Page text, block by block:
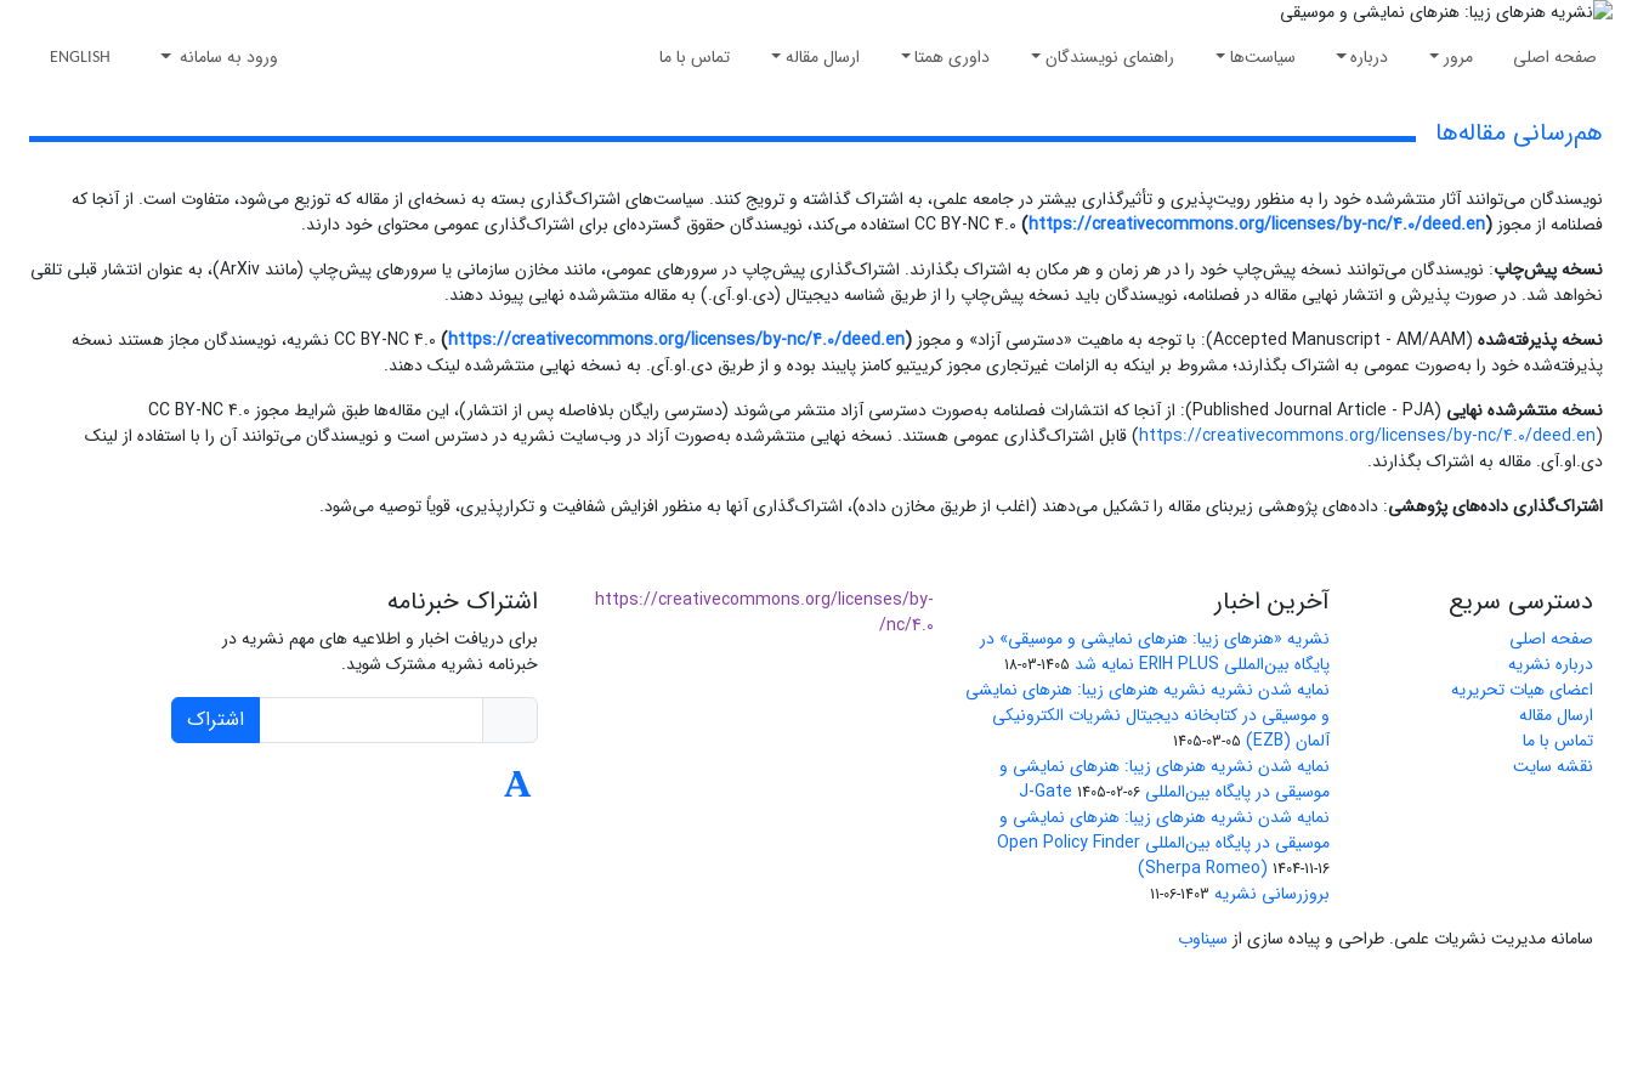
صفحه اصلی مرور درباره سیاست‌ها راهنمای نویسندگان داوری همتا ارسال مقاله تماس با ما ورود به سامانه ENGLISH
هم‌رسانی مقاله‌ها
نویسندگان می‌توانند آثار منتشرشده خود را به منظور رویت‌پذیری و تأثیرگذاری بیشتر در جامعه علمی، به اشتراک گذاشته و ترویج کنند. سیاست‌های اشتراک‌گذاری بسته به نسخه‌ای از مقاله که توزیع می‌شود، متفاوت است. از آنجا که
فصلنامه از مجوز CC BY-NC 4.0
(https://creativecommons.org/licenses/by-nc/4.0/deed.en)
استفاده می‌کند، نویسندگان حقوق گسترده‌ای برای اشتراک‌گذاری عمومی محتوای خود دارند.
نسخه پیش‌چاپ
: نویسندگان می‌توانند نسخه پیش‌چاپ خود را در هر زمان و هر مکان به اشتراک بگذارند. اشتراک‌گذاری پیش‌چاپ در سرورهای عمومی، مانند مخازن سازمانی یا سرورهای پیش‌چاپ (مانند ArXiv)، به عنوان انتشار قبلی تلقی
نخواهد شد. در صورت پذیرش و انتشار نهایی مقاله در فصلنامه، نویسندگان باید نسخه پیش‌چاپ را از طریق شناسه دیجیتال (دی.او.آی.) به مقاله منتشرشده نهایی پیوند دهند.
نسخه پذیرفته‌شده (Accepted Manuscript - AM/AAM): با توجه به ماهیت «دسترسی آزاد» و مجوز CC BY-NC 4.0 (https://creativecommons.org/licenses/by-nc/4.0/deed.en)
نشریه، نویسندگان مجاز هستند نسخه
پذیرفته‌شده خود را به‌صورت عمومی به اشتراک بگذارند؛ مشروط بر اینکه به الزامات غیرتجاری مجوز کرییتیو کامنز پایبند بوده و از طریق دی.او.آی. به نسخه نهایی منتشرشده لینک دهند.
نسخه منتشرشده نهایی
(Published Journal Article - PJA): از آنجا که انتشارات فصلنامه به‌صورت دسترسی آزاد منتشر می‌شوند (دسترسی رایگان بلافاصله پس از انتشار)، این مقاله‌ها طبق شرایط مجوز CC BY-NC 4.0
(https://creativecommons.org/licenses/by-nc/4.0/deed.en ) قابل اشتراک‌گذاری عمومی هستند. نسخه نهایی منتشرشده به‌صورت آزاد در وب‌سایت نشریه در دسترس است و نویسندگان می‌توانند آن را با استفاده از لینک
دی.او.آی. مقاله به اشتراک بگذارند.
اشتراک‌گذاری داده‌های پژوهشی: داده‌های پژوهشی زیربنای مقاله را تشکیل می‌دهند (اغلب از طریق مخازن داده)، اشتراک‌گذاری آنها به منظور افزایش شفافیت و تکرارپذیری، قویاً توصیه می‌شود.
دسترسی سریع
صفحه اصلی
درباره نشریه
اعضای هیات تحریریه
ارسال مقاله
تماس با ما
نقشه سایت
آخرین اخبار
نشریه «هنرهای زیبا: هنرهای نمایشی و موسیقی» در
پایگاه بین‌المللی ERIH PLUS نمایه شد
1405-03-18
نمایه شدن نشریه نشریه هنرهای زیبا: هنرهای نمایشی
و موسیقی در کتابخانه دیجیتال نشریات الکترونیکی
آلمان (EZB)
1405-03-05
نمایه شدن نشریه هنرهای زیبا: هنرهای نمایشی و
موسیقی در پایگاه بین‌المللی J-Gate1405-02-06
نمایه شدن نشریه هنرهای زیبا: هنرهای نمایشی و
موسیقی در پایگاه بین‌المللی Open Policy Finder
(Sherpa Romeo) 1404-11-16
بروزرسانی نشریه 1403-06-11
https://creativecommons.org/licenses/by-
nc/4.0/
اشتراک خبرنامه
برای دریافت اخبار و اطلاعیه های مهم نشریه در
خبرنامه نشریه مشترک شوید.
اشتراک
سامانه مدیریت نشریات علمی. طراحی و پیاده سازی از سیناوب